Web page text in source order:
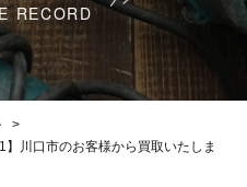
RECORD
>
】川口市のお客様から買取いたしま